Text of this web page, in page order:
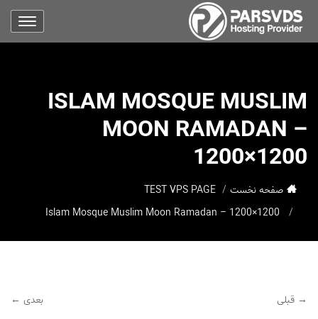
ISLAM MOSQUE MUSLIM
MOON RAMADAN –
1200×1200
صفحه نخست
TEST VPS PAGE
→ قبلی بعدی ←